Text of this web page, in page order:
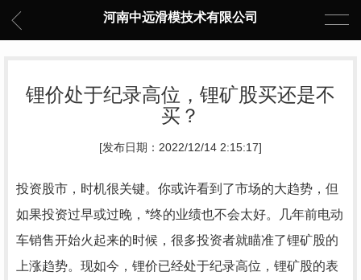
河南中远滑模技术有限公司
锂价处于纪录高位，锂矿股买还是不
买？
[发布日期：2022/12/14 2:15:17]
投资股市，时机很关键。你或许看到了市场的大趋势，但
如果投资过早或过晚，*终的业绩也不会太好。几年前电动
车销售开始火起来的时候，很多投资者就瞄准了锂矿股的
上涨趋势。现如今，锂价已经处于纪录高位，锂矿股的表